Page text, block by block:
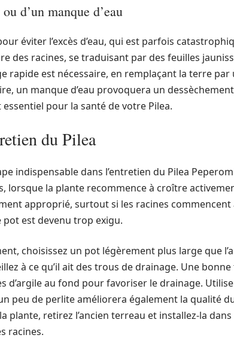
d’un manque d’eau
éviter l’excès d’eau, qui est parfois
des racines, se traduisant par des feuilles
rapide est nécessaire, en remplaçant la terre
un manque d’eau provoquera un
pour la santé de votre Pilea.
du Pilea
indispensable dans l’entretien du Pilea
lorsque la plante recommence à croître
approprié, surtout si les racines
est devenu trop exigu.
choisissez un pot légèrement plus large que
à ce qu’il ait des trous de drainage. Une
d’argile au fond pour favoriser le drainage.
peu de perlite améliorera également la qualité
plante, retirez l’ancien terreau et installez-la
racines.